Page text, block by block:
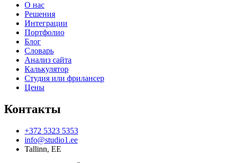
О нас
Решения
Интеграции
Портфолио
Блог
Словарь
Анализ сайта
Калькулятор
Студия или фрилансер
Цены
Контакты
+372 5323 5353
info@studio1.ee
Tallinn, EE